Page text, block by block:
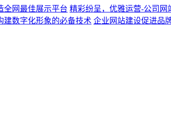
全网最佳展示平台 精彩纷呈，优雅运营-公司网
建数字化形象的必备技术 企业网站建设促进品